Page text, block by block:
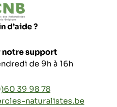
d’aide ?
support
de 9h à 16h
39 98 78
naturalistes.be